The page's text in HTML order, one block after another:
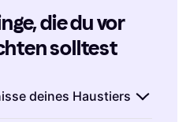
die du vor
solltest
deines Haustiers